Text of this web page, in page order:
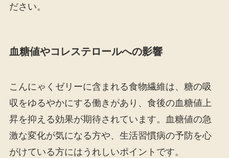
ださい。
血糖値やコレステロールへの影響
こんにゃくゼリーに含まれる食物繊維は、糖の吸
収をゆるやかにする働きがあり、食後の血糖値上
昇を抑える効果が期待されています。血糖値の急
激な変化が気になる方や、生活習慣病の予防を心
がけている方にはうれしいポイントです。